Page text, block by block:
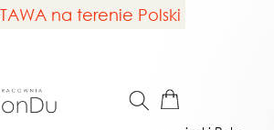
na terenie Polski